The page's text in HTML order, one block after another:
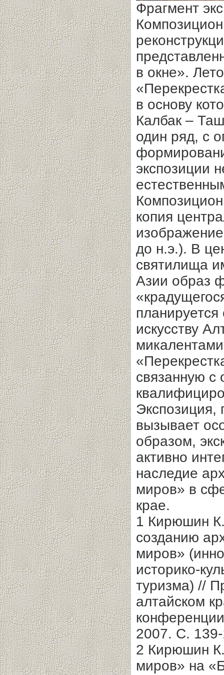
Фрагмент
в окне».
в основу
Калбак –
один ряд, с
экспозиции
копия
до н.э.). В
святилища
Азии образ
искусству
связанную с
Экспозиция,
вызывает
образом,
активно
наследие
миров» в
крае.
1 Кирюшин
созданию
миров»
историко-
туризма) //
алтайском
2007. С.
2 Кирюшин
миров» на